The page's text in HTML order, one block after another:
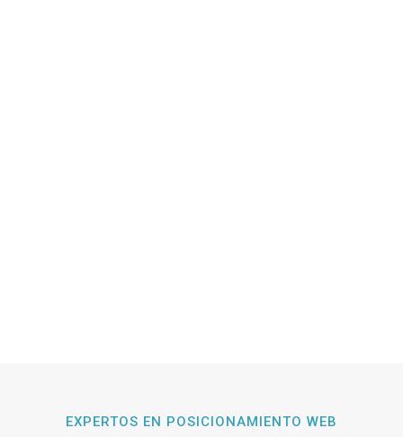
EXPERTOS EN POSICIONAMIENTO WEB